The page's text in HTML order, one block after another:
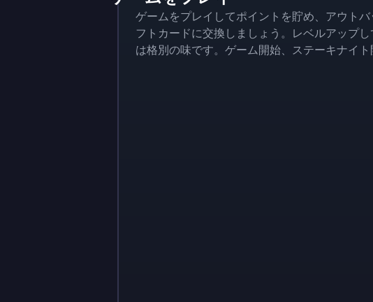
ゲームをプレイしてポイントを貯め、アウト
フトカードに交換しましょう。レベルアップ
は格別の味です。ゲーム開始、ステーキナイト